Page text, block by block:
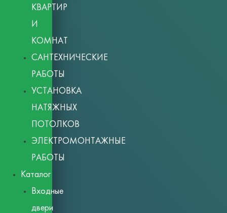
КВАРТИР
И
КОМНАТ
САНТЕХНИЧЕСКИЕ
РАБОТЫ
УСТАНОВКА
НАТЯЖНЫХ
ПОТОЛКОВ
ЭЛЕКТРОМОНТАЖНЫЕ
РАБОТЫ
Каталог
Входные
двери